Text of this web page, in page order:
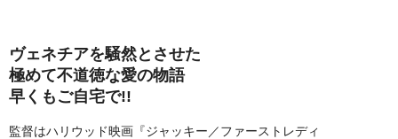
ヴェネチアを騒然とさせた
極めて不道徳な愛の物語
早くもご自宅で!!
監督はハリウッド映画『ジャッキー／ファーストレディ